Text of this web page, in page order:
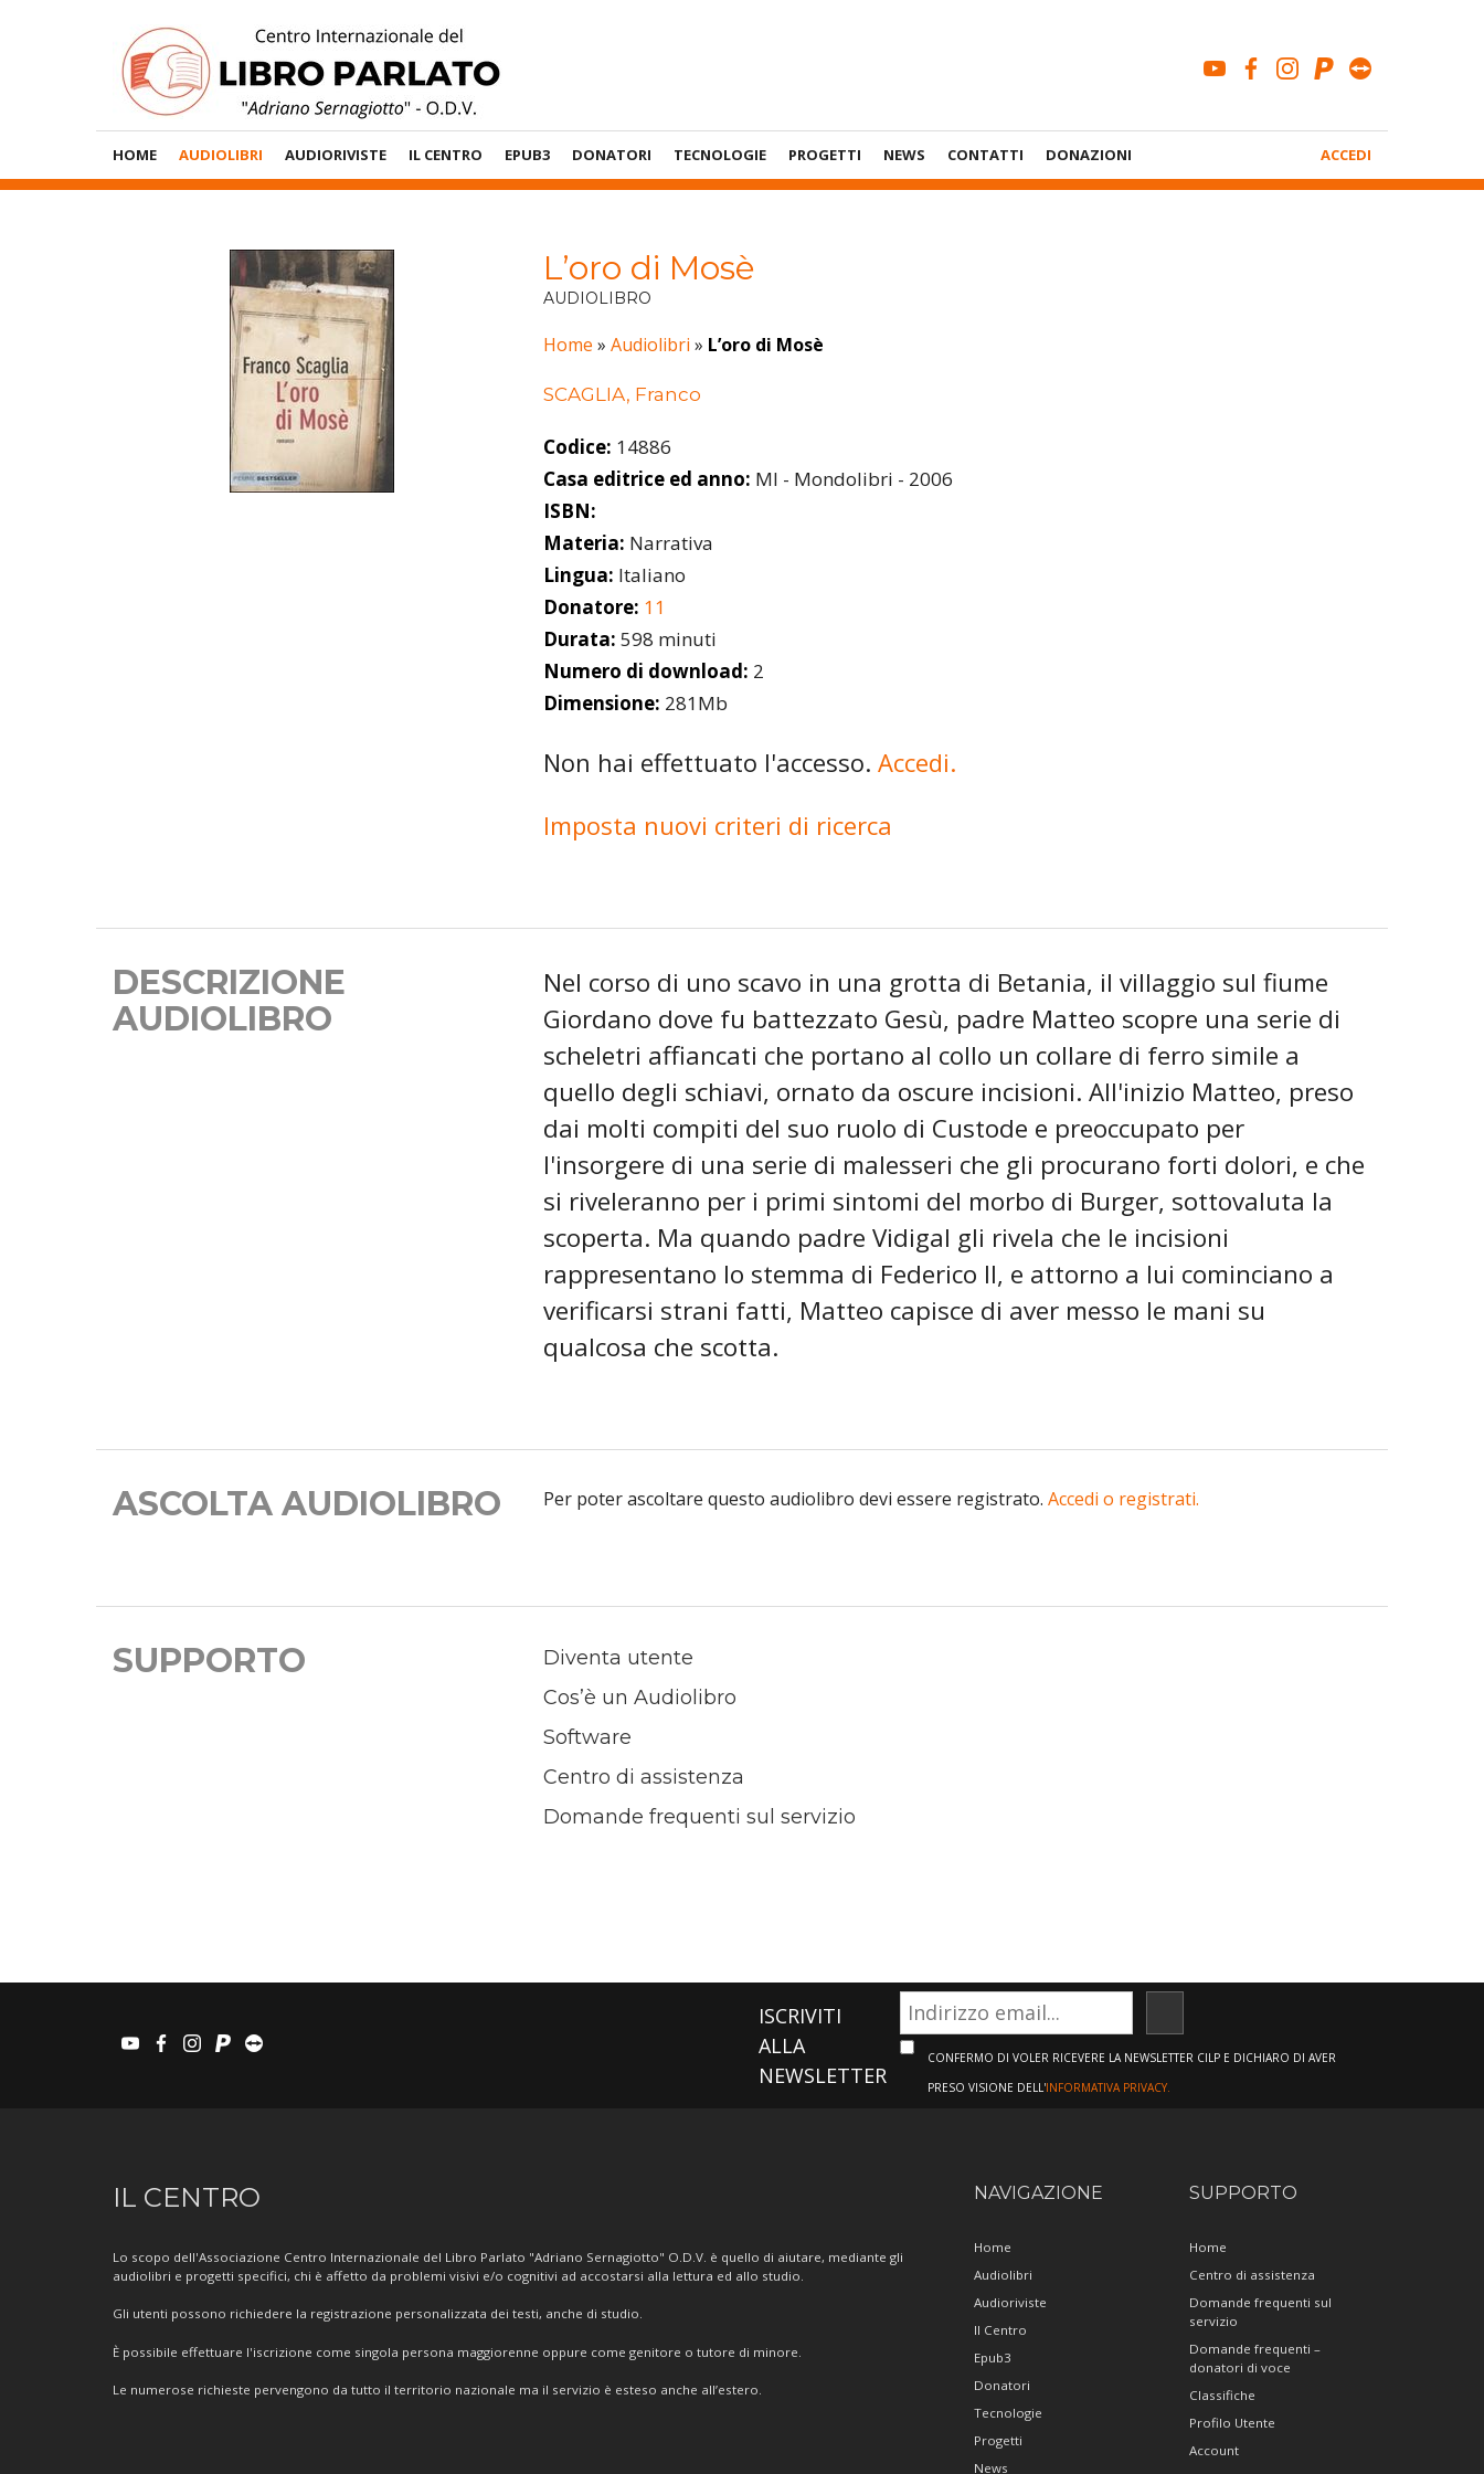
youtubefacebook
instagram
paypal
Menù
Principale
HOME AUDIOLIBRI AUDIORIVISTE IL CENTRO EPUB3 DONATORI TECNOLOGIE PROGETTI NEWS CONTATTI DONAZIONI
Account
ACCEDI
L’oro di Mosè
AUDIOLIBRO
Home » Audiolibri » L’oro di Mosè
SCAGLIA, Franco
Codice: 14886
Casa editrice ed anno: MI - Mondolibri - 2006
ISBN:
Materia: Narrativa
Lingua: Italiano
Donatore: 11
Durata: 598 minuti
Numero di download: 2
Dimensione: 281Mb
Non hai effettuato l'accesso. Accedi.
Imposta nuovi criteri di ricerca
DESCRIZIONE
AUDIOLIBRO
Nel corso di uno scavo in una grotta di Betania, il villaggio sul fiume
Giordano dove fu battezzato Gesù, padre Matteo scopre una serie di
scheletri affiancati che portano al collo un collare di ferro simile a
quello degli schiavi, ornato da oscure incisioni. All'inizio Matteo, preso
dai molti compiti del suo ruolo di Custode e preoccupato per
l'insorgere di una serie di malesseri che gli procurano forti dolori, e che
si riveleranno per i primi sintomi del morbo di Burger, sottovaluta la
scoperta. Ma quando padre Vidigal gli rivela che le incisioni
rappresentano lo stemma di Federico Il, e attorno a lui cominciano a
verificarsi strani fatti, Matteo capisce di aver messo le mani su
qualcosa che scotta.
ASCOLTA AUDIOLIBRO Per poter ascoltare questo audiolibro devi essere registrato. Accedi o registrati.
SUPPORTO
Diventa utente
Cos’è un Audiolibro
Software
Centro di assistenza
Domande frequenti sul servizio
youtubefacebook
instagram
paypalteamviewer
ISCRIVITI
ALLA
NEWSLETTER
CONFERMO DI VOLER RICEVERE LA NEWSLETTER CILP E DICHIARO DI AVER
PRESO VISIONE DELL'INFORMATIVA PRIVACY.
Informazioni
IL CENTRO
Lo scopo dell'Associazione Centro Internazionale del Libro Parlato "Adriano Sernagiotto" O.D.V. è quello di aiutare, mediante gli
audiolibri e progetti specifici, chi è affetto da problemi visivi e/o cognitivi ad accostarsi alla lettura ed allo studio.
Gli utenti possono richiedere la registrazione personalizzata dei testi, anche di studio.
È possibile effettuare l'iscrizione come singola persona maggiorenne oppure come genitore o tutore di minore.
Le numerose richieste pervengono da tutto il territorio nazionale ma il servizio è esteso anche all’estero.
NAVIGAZIONE
Home
Audiolibri
Audioriviste
Il Centro
Epub3
Donatori
Tecnologie
Progetti
News
SUPPORTO
Home
Centro di assistenza
Domande frequenti sul
servizio
Domande frequenti –
donatori di voce
Classifiche
Profilo Utente
Account